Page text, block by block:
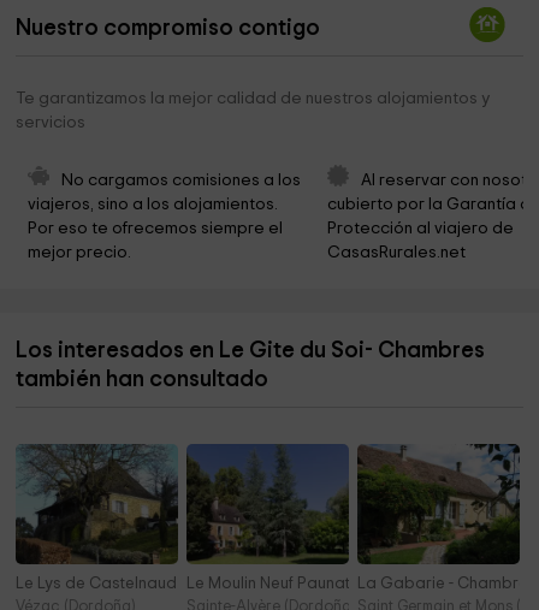
Nuestro compromiso contigo
Te garantizamos la mejor calidad de nuestros alojamientos y
servicios
No cargamos comisiones a los
viajeros, sino a los alojamientos.
Por eso te ofrecemos siempre el
mejor precio.
Al reservar con
cubierto por la Garantía
Protección al viajero de
CasasRurales.net
Los interesados en Le Gite du Soi- Chambres
también han consultado
Le Lys de Castelnaud -ChambresLe Moulin Neuf Paunat La Gabarie - Chambres